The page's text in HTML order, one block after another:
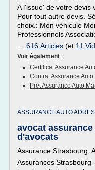
A l'issue' de votre devis
Pour tout autre devis.
choix.: Mon véhicule
Professionnels
→ 616 Articles (et 11
Voir également :
Certificat Assurance
Contrat Assurance Auto
Pret Assurance Auto
ASSURANCE AUTO
avocat
d'avocats
Assurance Strasbourg,
Assurances Strasbourg